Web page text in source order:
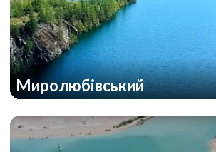
Миролюбівський